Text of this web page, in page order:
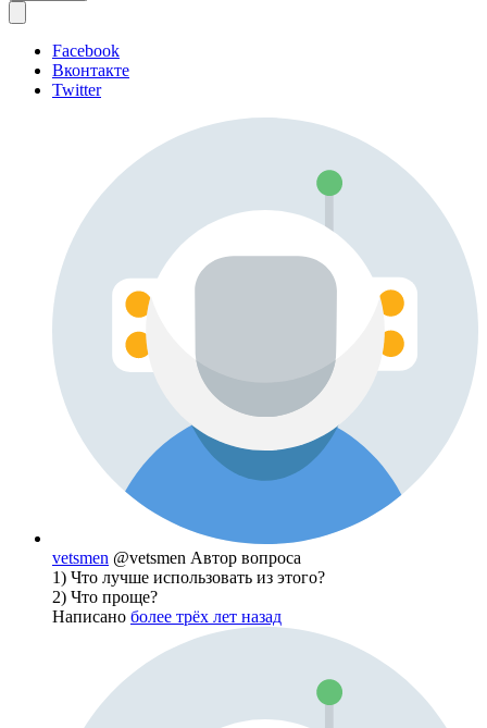
Facebook
Вконтакте
Twitter
vetsmen @vetsmen Автор вопроса
1) Что лучше использовать из этого?
2) Что проще?
Написано более трёх лет назад